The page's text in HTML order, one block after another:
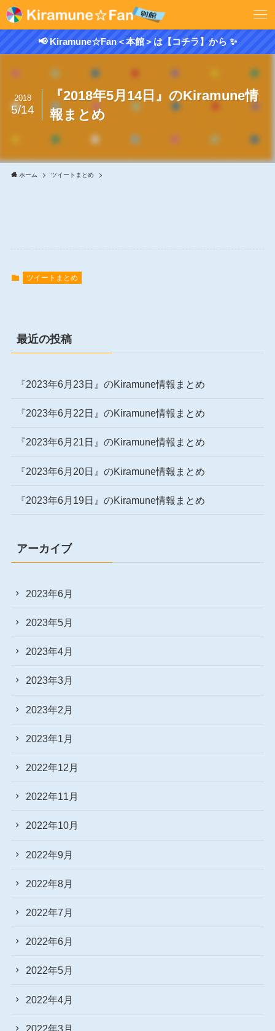
📢 Kiramune☆Fan＜本館＞は【コチラ】から ✨
『2018年5月14日』のKiramune情
報まとめ
2018
5/14
ホーム ツイートまとめ
ツイートまとめ
最近の投稿
『2023年6月23日』のKiramune情報まとめ
『2023年6月22日』のKiramune情報まとめ
『2023年6月21日』のKiramune情報まとめ
『2023年6月20日』のKiramune情報まとめ
『2023年6月19日』のKiramune情報まとめ
アーカイブ
2023年6月
2023年5月
2023年4月
2023年3月
2023年2月
2023年1月
2022年12月
2022年11月
2022年10月
2022年9月
2022年8月
2022年7月
2022年6月
2022年5月
2022年4月
2022年3月